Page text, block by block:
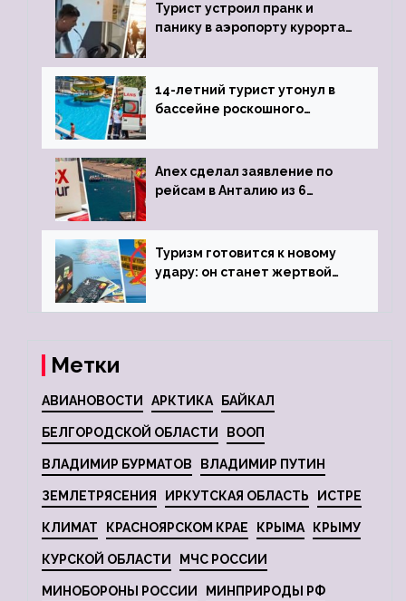
Турист устроил пранк и
панику в аэропорту курорта,
задержке рейса
14-летний турист утонул в
бассейне роскошного
Anex сделал заявление по
рейсам в Анталию из 6
Туризм готовится к новому
удару: он станет жертвой
Метки
АВИАНОВОСТИ АРКТИКА БАЙКАЛ
БЕЛГОРОДСКОЙ ОБЛАСТИ ВООП
ВЛАДИМИР БУРМАТОВ ВЛАДИМИР ПУТИН
ЗЕМЛЕТРЯСЕНИЯ ИРКУТСКАЯ ОБЛАСТЬ ИСТРЕ
КЛИМАТ КРАСНОЯРСКОМ КРАЕ КРЫМА КРЫМУ
КУРСКОЙ ОБЛАСТИ МЧС РОССИИ
МИНОБОРОНЫ РОССИИ МИНПРИРОДЫ РФ